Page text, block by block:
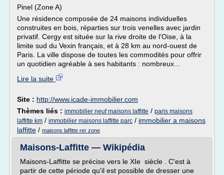
Pinel (Zone A)
Une résidence composée de 24 maisons individuelles
construites en bois, réparties sur trois venelles avec jardin
privatif. Cergy est située sur la rive droite de l'Oise, à la
limite sud du Vexin français, et à 28 km au nord-ouest de
Paris. La ville dispose de toutes les commodités pour offrir
un quotidien agréable à ses habitants : nombreux...
Lire la suite
Site : http://www.icade-immobilier.com
Thèmes liés : immobilier neuf maisons laffitte / paris maisons
laffitte km / immobilier maisons laffitte parc / immobilier a maisons
laffitte / maisons laffitte rer zone
Maisons-Laffitte — Wikipédia
Maisons-Laffitte se précise vers le XIe siècle . C'est à
partir de cette période qu'il est possible de dresser une